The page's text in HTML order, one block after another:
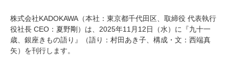
株式会社KADOKAWA（本社：東京都千代田区、取締役 代表執行
役社長 CEO：夏野剛）は、2025年11月12日（水）に『九十一
歳、銀座きもの語り』（語り：村田あき子、構成・文：西端真
矢）を刊行します。